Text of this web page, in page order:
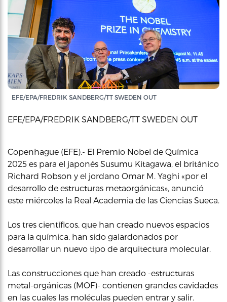
EFE/EPA/FREDRIK SANDBERG/TT SWEDEN OUT
EFE/EPA/FREDRIK SANDBERG/TT SWEDEN OUT
Copenhague (EFE).- El Premio Nobel de Química
2025 es para el japonés Susumu Kitagawa, el británico
Richard Robson y el jordano Omar M. Yaghi «por el
desarrollo de estructuras metaorgánicas», anunció
este miércoles la Real Academia de las Ciencias Sueca.
Los tres científicos, que han creado nuevos espacios
para la química, han sido galardonados por
desarrollar un nuevo tipo de arquitectura molecular.
Las construcciones que han creado -estructuras
metal-orgánicas (MOF)- contienen grandes cavidades
en las cuales las moléculas pueden entrar y salir.